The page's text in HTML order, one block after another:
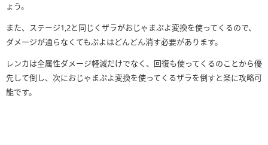
ょう。
また、ステージ1,2と同じくザラがおじゃまぷよ変換を使ってくるので、
ダメージが通らなくてもぷよはどんどん消す必要があります。
レンカは全属性ダメージ軽減だけでなく、回復も使ってくるのことから優
先して倒し、次におじゃまぷよ変換を使ってくるザラを倒すと楽に攻略可
能です。